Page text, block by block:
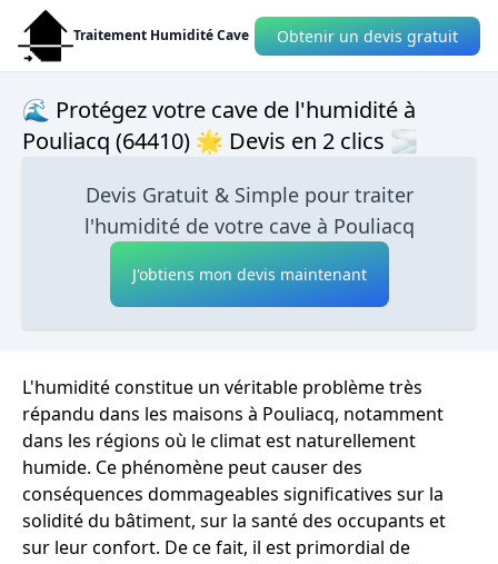
Traitement Humidité Cave Obtenir un devis gratuit
🌊 Protégez votre cave de l'humidité à
Pouliacq (64410) 🌟 Devis en 2 clics 🌫
Devis Gratuit & Simple pour traiter
l'humidité de votre cave à Pouliacq
J'obtiens mon devis maintenant
L'humidité constitue un véritable problème très
répandu dans les maisons à Pouliacq, notamment
dans les régions où le climat est naturellement
humide. Ce phénomène peut causer des
conséquences dommageables significatives sur la
solidité du bâtiment, sur la santé des occupants et
sur leur confort. De ce fait, il est primordial de